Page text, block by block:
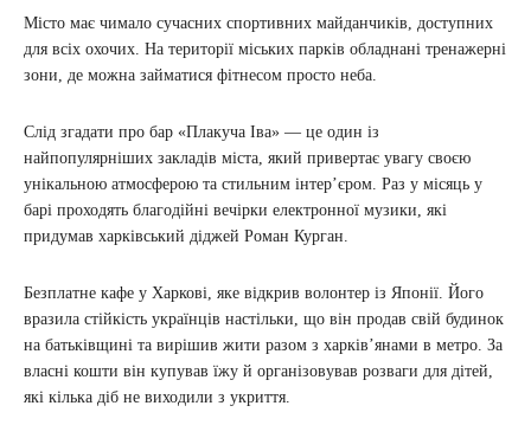
Місто має чимало сучасних спортивних майданчиків, доступних
для всіх охочих. На території міських парків обладнані тренажерні
зони, де можна займатися фітнесом просто неба.
Слід згадати про бар «Плакуча Іва» — це один із
найпопулярніших закладів міста, який привертає увагу своєю
унікальною атмосферою та стильним інтер’єром. Раз у місяць у
барі проходять благодійні вечірки електронної музики, які
придумав харківський діджей Роман Курган.
Безплатне кафе у Харкові, яке відкрив волонтер із Японії. Його
вразила стійкість українців настільки, що він продав свій будинок
на батьківщині та вирішив жити разом з харків’янами в метро. За
власні кошти він купував їжу й організовував розваги для дітей,
які кілька діб не виходили з укриття.